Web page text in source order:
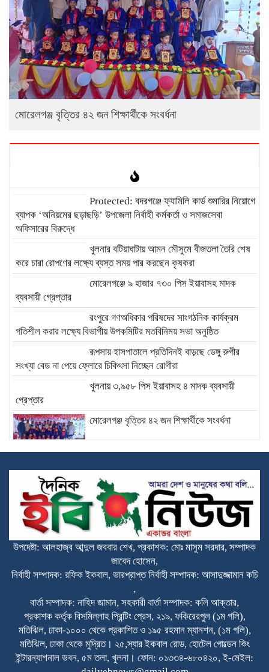
মোরেলগঞ্জ বৃত্তির ৪২ জন শিক্ষার্থীকে সংবর্ধনা
Protected: ‎বদরগঞ্জে ফ্যামিলি কার্ড শুমারির নিয়োগে
ব্যাপক ‘অনিয়মের ছড়াছড়ি’ উপজেলা নির্বাহী কর্মকর্তা ও সমাজসেবা
অফিসারের বিরুদ্ধে
খুলনার বটিয়াঘাটায় আমন মৌসুমে বীজতলা তৈরি শেষ
করে চারা রোপণের লক্ষ্যে ব্যস্ত সময় পার করছেন কৃষকরা
মোরেলগঞ্জে ৯ হাজার ৭৩০ পিস ইয়াবাসহ মাদক
ব্যবসায়ী গ্রেপ্তার
রংপুরে গণঅধিকার পরিষদের সাংগঠনিক কার্যক্রম
গতিশীল করার লক্ষ্যে বিভাগীয় উপকমিটির মতবিনিময় সভা অনুষ্ঠিত
রূপসায় হাসপাতালে প্রতিদিনই বাড়ছে ডেঙ্গু রুগীর
সংখ্যা বেড না পেয়ে ফ্লোরে চিকিৎসা নিচ্ছেন রোগীরা
খুলনায় ৩,৯৫৮ পিস ইয়াবাসহ ৪ মাদক ব্যবসায়ী
গ্রেপ্তার
মোরেলগঞ্জ বৃত্তির ৪২ জন শিক্ষার্থীকে সংবর্ধনা
ক্ষমতার লড়াই নয়, মানুষের কল্যাণের প্রতিযোগিতা
হোক রাজনীতির লক্ষ্য: মুফতি সালেহ আহমাদ মুহিত
চেয়ারম্যান পদ নয়, মানুষের ভাগ্য বদলাতে চাই’—
রায়হান কবির মিল্টন
বদরগঞ্জে এক গৃহবধু মৃত্যু নিয়ে আলোচনা সমালোচনা
উপদেষ্টা: আলহাজ্ব আব্দুল জববার শেখ, প্রকাশক: মোঃ মাসুম সরদার, সম্পাদক
জাবেদ হোসেন,
নির্বাহী সম্পাদক: রফিক ইকবাল, ভারপ্রাপ্ত নির্বাহী সম্পাদক: আসাদুজ্জামান কচি
,
বার্তা সম্পাদক: নাহিদ জামান, সহকারী বার্তা সম্পাদক: কলি আক্তার,
প্রকাশক কর্তৃক বিসমিল্লাহ প্রিন্টিং প্রেস, ২১৯, ফকিরেরপুল (১ম গলি),
মতিঝিল, ঢাকা-১০০০ থেকে প্রকাশিত ও ১৯৫ রহমান ম্যানশন, (১ম গলি),
মতিঝিল, ঢাকা থেকে মুদ্রিত। ২৫,স্যার ইকবাল রোড, হোটেল গোল্ডেন কিং
ইন্টারন্যাশনাল ভবন, ৫ম তলা, খুলনা। ফোন: ০১৩৩৪-৬৮০৪২০, ই-মেইল: